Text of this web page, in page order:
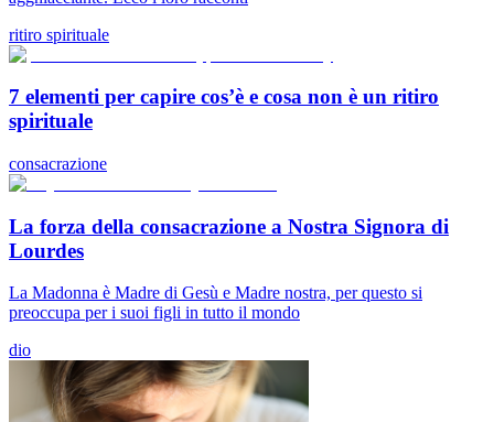
ritiro spirituale
7 elementi per capire cos’è e cosa non è un ritiro
spirituale
consacrazione
La forza della consacrazione a Nostra Signora di
Lourdes
La Madonna è Madre di Gesù e Madre nostra, per questo si
preoccupa per i suoi figli in tutto il mondo
dio